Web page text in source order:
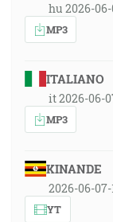
hu 2026-06-
MP3
ITALIANO
it 2026-06-
MP3
KINANDE
2026-06-
YT